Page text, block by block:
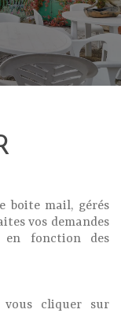
boite mail, gérés
vos demandes
fonction des
cliquer sur